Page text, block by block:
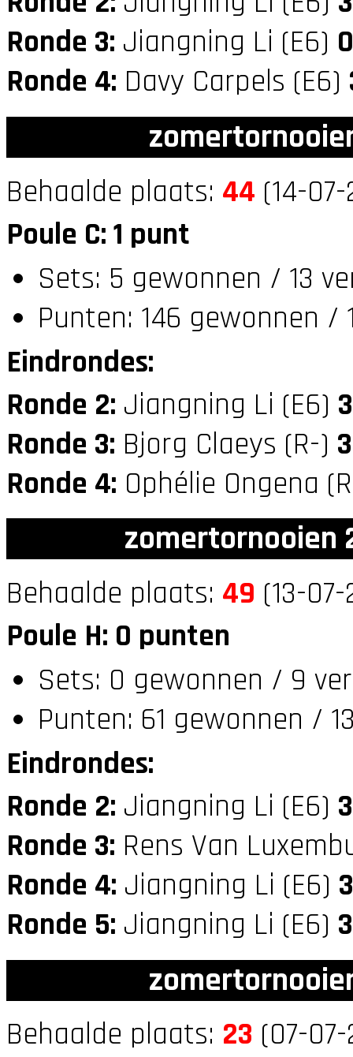
Ronde 3: Jiangning Li (E6) 0
Ronde 4: Davy Carpels (E6)
Behaalde plaats: 44 (14-
Poule C: 1 punt
Sets: 5 gewonnen / 13
Punten: 146 gewonnen /
Eindrondes:
Ronde 2: Jiangning Li (E6) 3
Ronde 3: Bjorg Claeys (R-) 3
Ronde 4: Ophélie Ongena
zomertornooien
Behaalde plaats: 49 (13-
Poule H: 0 punten
Sets: 0 gewonnen / 9
Punten: 61 gewonnen /
Eindrondes:
Ronde 2: Jiangning Li (E6) 3
Ronde 3: Rens Van
Ronde 4: Jiangning Li (E6) 3
Ronde 5: Jiangning Li (E6) 3
Behaalde plaats: 23 (07-